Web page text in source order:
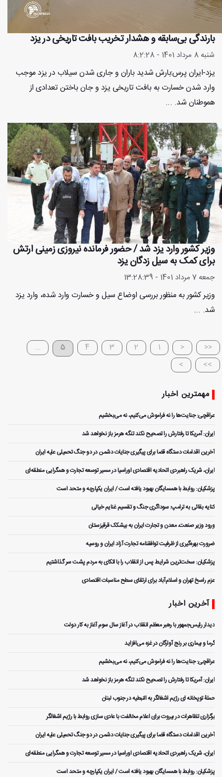
بارندگی بی‌سابقه و هشدار تخریب بافت تاریخی در یزد
شنبه 8 مرداد 1401 - 8:2:28
یزد-ایران پرس:بارش شدید باران و جاری شدن سیلاب در یزد موجب
وارد شدن خسارت به بافت تاریخی یزد و جان باختن تعدادی از
هموطنان شد. ...
وزیر کشور وارد یزد شد / حضور فرمانده نیروزی زمینی ارتش
برای کمک به سیل زدگان یزد
جمعه 7 مرداد 1401 - 13:28:39
وزیر کشور به منظور بررسی اوضاع سیل و خسارت وارد شده، وارد یزد
شد. ...
<<
<
1
2
3
4
5
...
>
>>
مهمترین اخبار
عراقچی: جنایت‌ها را نه فراموش می‌کنیم، نه می‌بخشیم
ایران: آمریکا تا رفتارش را تصحیح نکند تنگه هرمز باز نخواهد شد
آخرین اقدامات دستگاه قضا برای پیگیری جنایات دشمن در دو جنگ تحمیلی علیه ایران
ایران، شریک راهبردی اتحادیه اقتصادی اوراسیا در مسیر توسعه تجارت و همگرایی منطقه‌ای
پزشکیان: روابط با همسایگان بهبود یافته است / ایران یکپارچه و متحد است
کنایه بقائی به ترامپ: سوداگری جنگ و تقسیم غنایم خیالی
ورود وزیر صنعت، معدن و تجارت ایران به بیشکک قرقیزستان
ضرورت بهره‌گیری از ظرفیت توافقنامه تجارت آزاد ایران و روسیه
پزشکیان: سخت‌ترین شرایط پس از انقلاب را با اتکای به مردم پشت سر گذاشتیم
عزم راسخ تهران و اسلام‌آباد برای ارتقای سطح مناسبات اقتصادی
آخرین اخبار
دیدار رئیس‌جمهور با رهبر معظم انقلاب در آغاز سال سوم آغاز به کار دولت
گرما و بیماری بر رنج آوارگان در غزه می‌افزاید
عراقچی: جنایت‌ها را نه فراموش می‌کنیم، نه می‌بخشیم
ایران: آمریکا تا رفتارش را تصحیح نکند تنگه هرمز باز نخواهد شد
حملۀ توپخانه ای رژیم اشغالگر به النبطیه در جنوب لبنان
برگزاری تظاهرات در بیروت برای اعلام مخالفت با عادی سازی روابط با رژیم اشغالگر
آخرین اقدامات دستگاه قضا برای پیگیری جنایات دشمن در دو جنگ تحمیلی علیه ایران
ایران، شریک راهبردی اتحادیه اقتصادی اوراسیا در مسیر توسعه تجارت و همگرایی منطقه‌ای
پزشکیان: روابط با همسایگان بهبود یافته است / ایران یکپارچه و متحد است